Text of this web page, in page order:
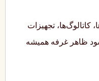
کاتالوگ‌ها، تجهیزات
ظاهر غرفه همیشه